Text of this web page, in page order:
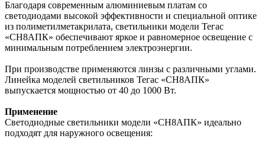
Благодаря современным алюминиевым платам со
светодиодами высокой эффективности и специальной оптике
из полиметилметакрилата, светильники модели Тегас
«СН8АПК» обеспечивают яркое и равномерное освещение с
минимальным потреблением электроэнергии.
При производстве применяются линзы с различными углами.
Линейка моделей светильников Тегас «СН8АПК»
выпускается мощностью от 40 до 1000 Вт.
Применение
Светодиодные светильники модели «СН8АПК» идеально
подходят для наружного освещения: